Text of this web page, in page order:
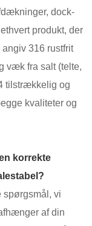
dock-
produkt, der
316 rustfrit
væk fra salt (telte,
tilstrækkelig og
kvaliteter og
korrekte
spørgsmål, vi
af din